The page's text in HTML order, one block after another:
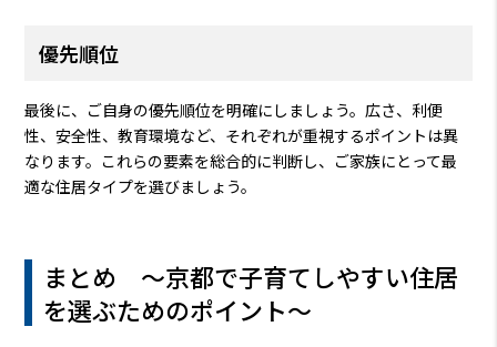
優先順位
最後に、ご自身の優先順位を明確にしましょう。広さ、利便
性、安全性、教育環境など、それぞれが重視するポイントは異
なります。これらの要素を総合的に判断し、ご家族にとって最
適な住居タイプを選びましょう。
まとめ 〜京都で子育てしやすい住居
を選ぶためのポイント〜